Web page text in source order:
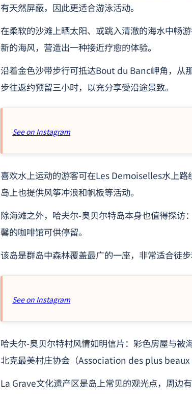
有天然屏蔽，因此更适合游泳活动。
在柔软的沙滩上晒太阳、或跳入清澈的海水中畅
新的海风，营造出一种接近疗愈的体验。
沿着金色沙带步行可抵达Bout du Banc岬角，
步往返约预留三小时，以充分享受沿途景致。
See on Instagram
喜欢水上运动的游客可在Les Demoiselles水上
岛上也提供风筝冲浪和帆板等活动。
除海滩之外，哈夫尔-奥贝尔特岛本身也值得探访
馨的咖啡馆可供停留。
该岛是群岛中森林覆盖最广的一座，非常适合徒步
See on Instagram
哈夫尔-奥贝尔特村风情如明信片：彩色房屋与
北克最美村庄协会（Association des plus beaux
La Grave文化遗产区是岛上常见的观光点，周边